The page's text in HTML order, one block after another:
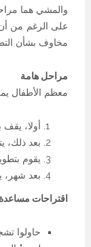
والمشي هما
على الرغم من
مخاوف بشأن
مراحل هامة
معظم الأطفال
أولا، يقف
بعد ذلك،
يقوم
بعد شهر،
اقتراحات مساعدة
حاولوا